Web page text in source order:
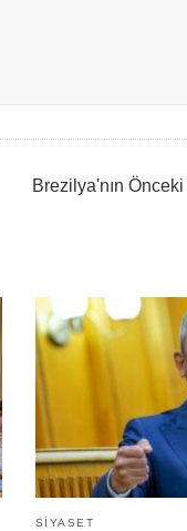
Brezilya'nın
SIYASET